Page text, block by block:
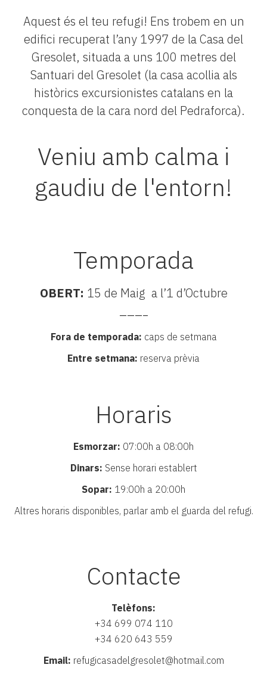
Aquest és el teu refugi! Ens trobem en un
edifici recuperat l’any 1997 de la Casa del
Gresolet, situada a uns 100 metres del
Santuari del Gresolet (la casa acollia als
històrics excursionistes catalans en la
conquesta de la cara nord del Pedraforca).
Veniu amb calma i
gaudiu de l'entorn!
Temporada
OBERT: 15 de Maig a l’1 d’Octubre
———–
Fora de temporada: caps de setmana
Entre setmana: reserva prèvia
Horaris
Esmorzar: 07:00h a 08:00h
Dinars: Sense horari establert
Sopar: 19:00h a 20:00h
Altres horaris disponibles, parlar amb el guarda del refugi.
Contacte
Telèfons:
+34 699 074 110
+34 620 643 559
Email: refugicasadelgresolet@hotmail.com